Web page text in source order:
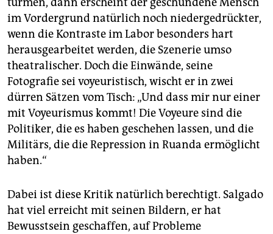
im Vordergrund natürlich noch niedergedrückter,
wenn die Kontraste im Labor besonders hart
herausgearbeitet werden, die Szenerie umso
theatralischer. Doch die Einwände, seine
Fotografie sei voyeuristisch, wischt er in zwei
dürren Sätzen vom Tisch: „Und dass mir nur einer
mit Voyeurismus kommt! Die Voyeure sind die
Politiker, die es haben geschehen lassen, und die
Militärs, die die Repression in Ruanda ermöglicht
haben.“
Dabei ist diese Kritik natürlich berechtigt. Salgado
hat viel erreicht mit seinen Bildern, er hat
Bewusstsein geschaffen, auf Probleme